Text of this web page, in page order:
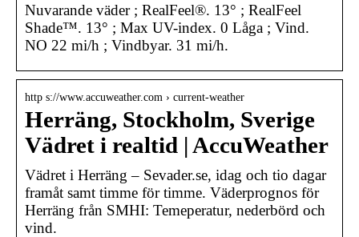
Nuvarande väder ; RealFeel®. 13° ; RealFeel
Shade™. 13° ; Max UV-index. 0 Låga ; Vind.
NO 22 mi/h ; Vindbyar. 31 mi/h.
http s://www.accuweather.com › current-weather
Herräng, Stockholm, Sverige
Vädret i realtid | AccuWeather
Vädret i Herräng – Sevader.se, idag och tio dagar
framåt samt timme för timme. Väderprognos för
Herräng från SMHI: Temeperatur, nederbörd och
vind.